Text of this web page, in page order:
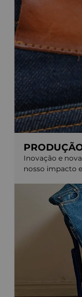
Inovação e
nosso impacto